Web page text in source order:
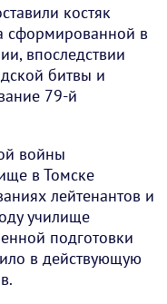
костяк
сформированной в
впоследствии
битвы и
79-й
войны
в Томске
лейтенантов и
училище
подготовки
в действующую